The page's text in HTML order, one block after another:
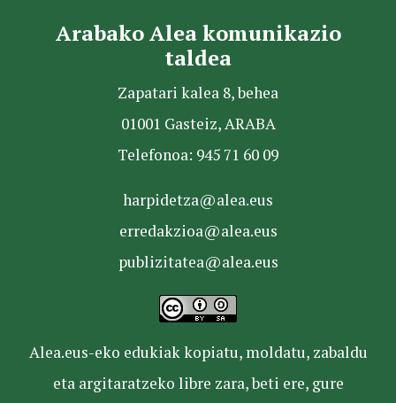
Arabako Alea komunikazio
taldea
Zapatari kalea 8, behea
01001 Gasteiz, ARABA
Telefonoa: 945 71 60 09
harpidetza@alea.eus
erredakzioa@alea.eus
publizitatea@alea.eus
Alea.eus-eko edukiak kopiatu, moldatu, zabaldu
eta argitaratzeko libre zara, beti ere, gure